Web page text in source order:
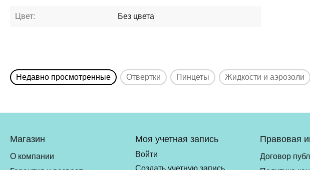
Цвет: Без цвета
Недавно просмотренные Отвертки Пинцеты Жидкости и аэрозоли
Магазин
О компании
Моя учетная запись
Войти
Создать учетную запись
Правовая
Договор